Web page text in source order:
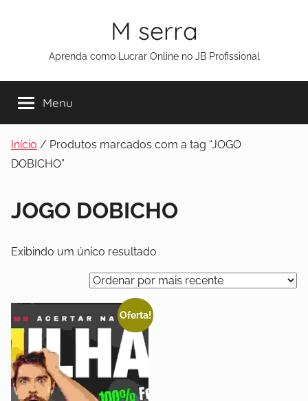
M serra
Aprenda como Lucrar Online no JB Profissional
Menu
Início / Produtos marcados com a tag “JOGO
DOBICHO”
JOGO DOBICHO
Exibindo um único resultado
Oferta!